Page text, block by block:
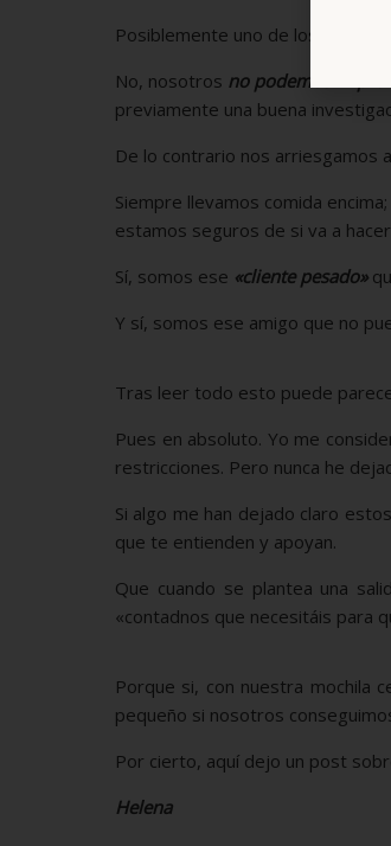
Posiblemente uno de los puntos
No, nosotros no podemos
previamente una buena
De lo contrario nos arriesgamos
Siempre llevamos comida
estamos seguros de si va a
Sí, somos ese «cliente pesado»
Y sí, somos ese amigo que no
Tras leer todo esto puede
Pues en absoluto. Yo me
restricciones. Pero nunca he
Si algo me han dejado claro
que te entienden y apoyan.
Que cuando se plantea una
«contadnos que necesitáis para
Porque si, con nuestra mochila
pequeño si nosotros
Por cierto, aquí dejo un post
Helena